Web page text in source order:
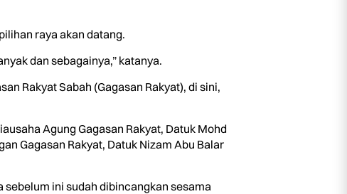
raya akan datang.
dan sebagainya,” katanya.
Rakyat Sabah (Gagasan Rakyat), di sini,
Agung Gagasan Rakyat, Datuk Mohd
Gagasan Rakyat, Datuk Nizam Abu Balar
sebelum ini sudah dibincangkan sesama